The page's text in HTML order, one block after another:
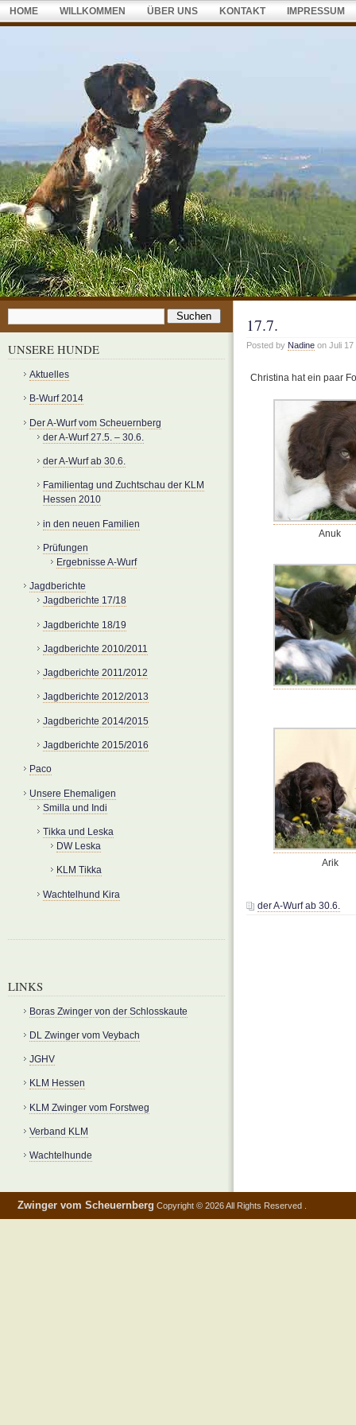
HOME WILLKOMMEN ÜBER UNS KONTAKT IMPRESSUM
17.7.
Posted by Nadine on Juli 17
Christina hat ein paar
Anuk
Arik
der A-Wurf ab 30.6.
UNSERE HUNDE
Aktuelles
B-Wurf 2014
Der A-Wurf vom Scheuernberg
der A-Wurf 27.5. – 30.6.
der A-Wurf ab 30.6.
Familientag und Zuchtschau der KLM
Hessen 2010
in den neuen Familien
Prüfungen
Ergebnisse A-Wurf
Jagdberichte
Jagdberichte 17/18
Jagdberichte 18/19
Jagdberichte 2010/2011
Jagdberichte 2011/2012
Jagdberichte 2012/2013
Jagdberichte 2014/2015
Jagdberichte 2015/2016
Paco
Unsere Ehemaligen
Smilla und Indi
Tikka und Leska
DW Leska
KLM Tikka
Wachtelhund Kira
LINKS
Boras Zwinger von der Schlosskaute
DL Zwinger vom Veybach
JGHV
KLM Hessen
KLM Zwinger vom Forstweg
Verband KLM
Wachtelhunde
Zwinger vom Scheuernberg Copyright © 2026 All Rights Reserved .